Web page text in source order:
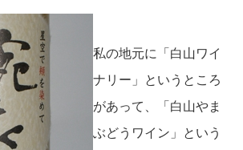
私の地元に「白山ワイ
ナリー」というところ
があって、「白山やま
ぶどうワイン」という